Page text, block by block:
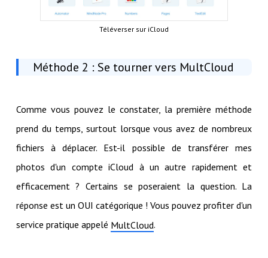
Téléverser sur iCloud
Méthode 2 : Se tourner vers MultCloud
Comme vous pouvez le constater, la première méthode
prend du temps, surtout lorsque vous avez de nombreux
fichiers à déplacer. Est-il possible de transférer mes
photos d'un compte iCloud à un autre rapidement et
efficacement ? Certains se poseraient la question. La
réponse est un OUI catégorique ! Vous pouvez profiter d'un
service pratique appelé MultCloud.